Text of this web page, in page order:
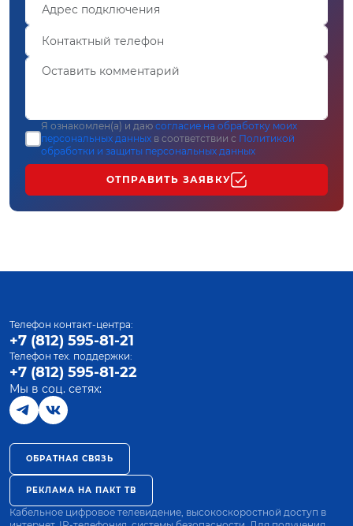
Я ознакомлен(а) и даю согласие на обработку моих
персональных данных в соответствии с Политикой
обработки и защиты персональных данных
ОТПРАВИТЬ ЗАЯВКУ
Телефон контакт-центра:
+7 (812) 595-81-21
Телефон тех. поддержки:
+7 (812) 595-81-22
Мы в соц. сетях:
ОБРАТНАЯ СВЯЗЬ
РЕКЛАМА НА ПАКТ ТВ
Кабельное цифровое телевидение, высокоскоростной доступ в